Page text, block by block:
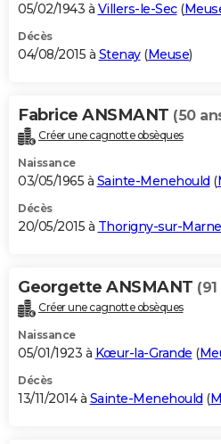
05/02/1943 à Villers-le-Sec(
Décès
04/08/2015 à Stenay(Meuse)
Fabrice ANSMANT (50
Créer une cagnotte obsèques
Naissance
03/05/1965 à Sainte-Menehould (
Décès
20/05/2015 à Thorigny-sur-Marne
Georgette ANSMANT
Créer une cagnotte obsèques
Naissance
05/01/1923 à Kœur-la-Grande (
Décès
13/11/2014 à Sainte-Menehould (